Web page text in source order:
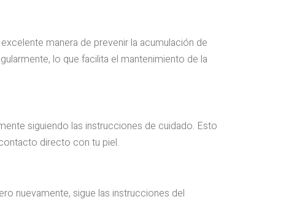
manera de prevenir la acumulación de
lo que facilita el mantenimiento de la
siguiendo las instrucciones de cuidado. Esto
directo con tu piel.
nuevamente, sigue las instrucciones del